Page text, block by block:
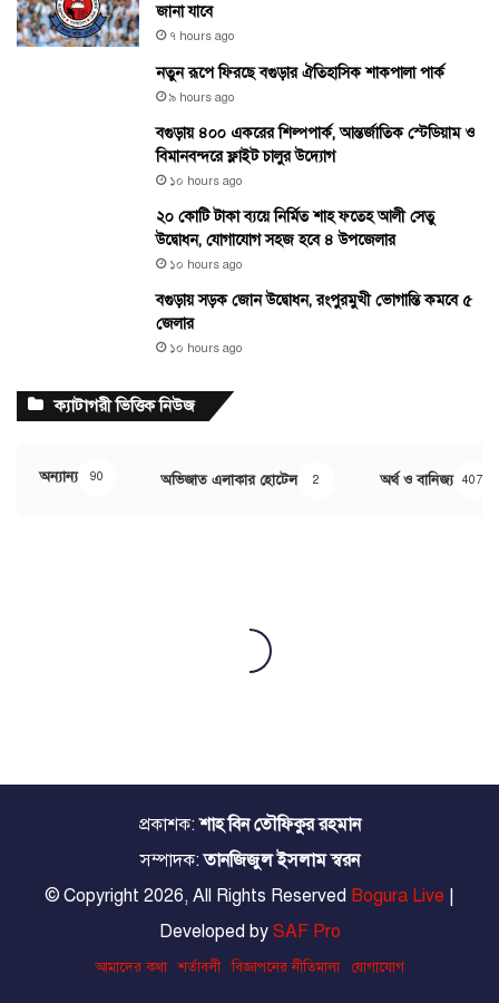
জানা যাবে
৭ hours ago
নতুন রূপে ফিরছে বগুড়ার ঐতিহাসিক শাকপালা পার্ক
৯ hours ago
বগুড়ায় ৪০০ একরের শিল্পপার্ক, আন্তর্জাতিক স্টেডিয়াম ও
বিমানবন্দরে ফ্লাইট চালুর উদ্যোগ
১০ hours ago
২০ কোটি টাকা ব্যয়ে নির্মিত শাহ ফতেহ আলী সেতু
উদ্বোধন, যোগাযোগ সহজ হবে ৪ উপজেলার
১০ hours ago
বগুড়ায় সড়ক জোন উদ্বোধন, রংপুরমুখী ভোগান্তি কমবে ৫
জেলার
১০ hours ago
ক্যাটাগরী ভিত্তিক নিউজ
অন্যান্য 90 অভিজাত এলাকার হোটেল 2 অর্থ ও বানিজ্য 407
প্রকাশক:শাহ বিন তৌফিকুর রহমান
সম্পাদক:তানজিজুল ইসলাম স্বরন
© Copyright 2026, All Rights Reserved Bogura Live
Developed by SAF Pro
আমাদের কথা শর্তাবলী বিজ্ঞাপনের নীতিমালা যোগাযোগ